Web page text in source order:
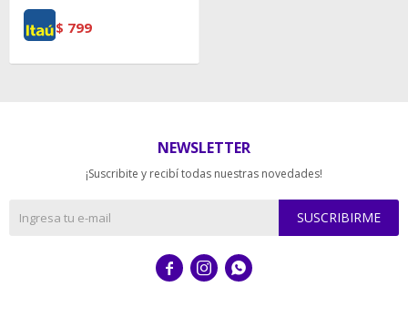
$ 799
NEWSLETTER
¡Suscribite y recibí todas nuestras novedades!
SUSCRIBIRME
  